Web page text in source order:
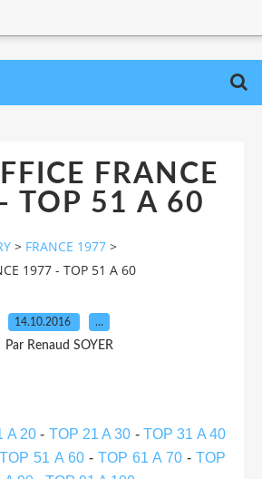
FRANCE
TOP 51 A 60
> FRANCE 1977 >
1977 - TOP 51 A 60
14.10.2016 …
Par Renaud SOYER
A 20- TOP 21 A 30 -TOP 31 A 40
TOP 51 A 60- TOP 61 A 70- TOP